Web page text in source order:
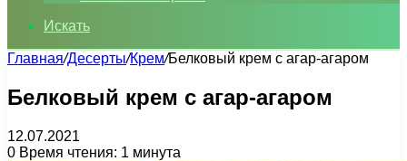
Искать
Главная/Десерты/Крем/Белковый крем с агар-агаром
Белковый крем с агар-агаром
12.07.2021
0 Время чтения: 1 минута